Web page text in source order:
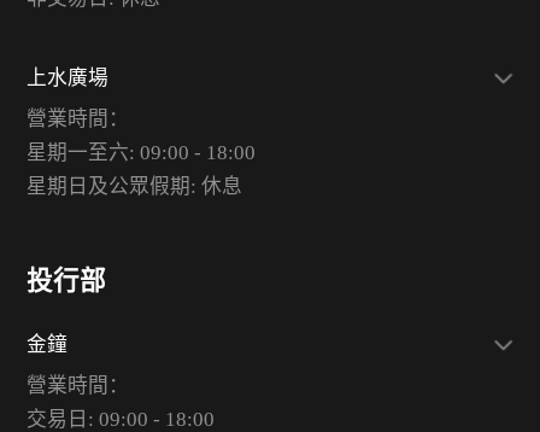
上水廣場
營業時間：
星期一至六: 09:00 - 18:00
星期日及公眾假期: 休息
投行部
金鐘
營業時間：
交易日: 09:00 - 18:00